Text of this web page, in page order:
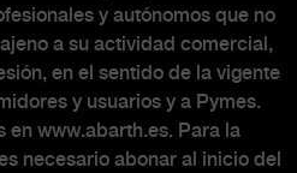
y autónomos que no
a su actividad comercial,
en el sentido de la vigente
y usuarios y a Pymes.
en www.abarth.es. Para la
necesario abonar al inicio del